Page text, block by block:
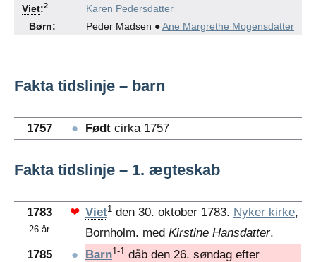
Viet:2
Karen Pedersdatter
Børn:
Peder Madsen ●Ane Margrethe Mogensdatter
Fakta tidslinje – barn
1757 ● Født cirka 1757
Fakta tidslinje – 1. ægteskab
1783
26 år
❤ Viet1 den 30. oktober 1783. Nyker kirke,
Bornholm. med Kirstine Hansdatter.
1785
● Barn1-1 dåb den 26. søndag efter